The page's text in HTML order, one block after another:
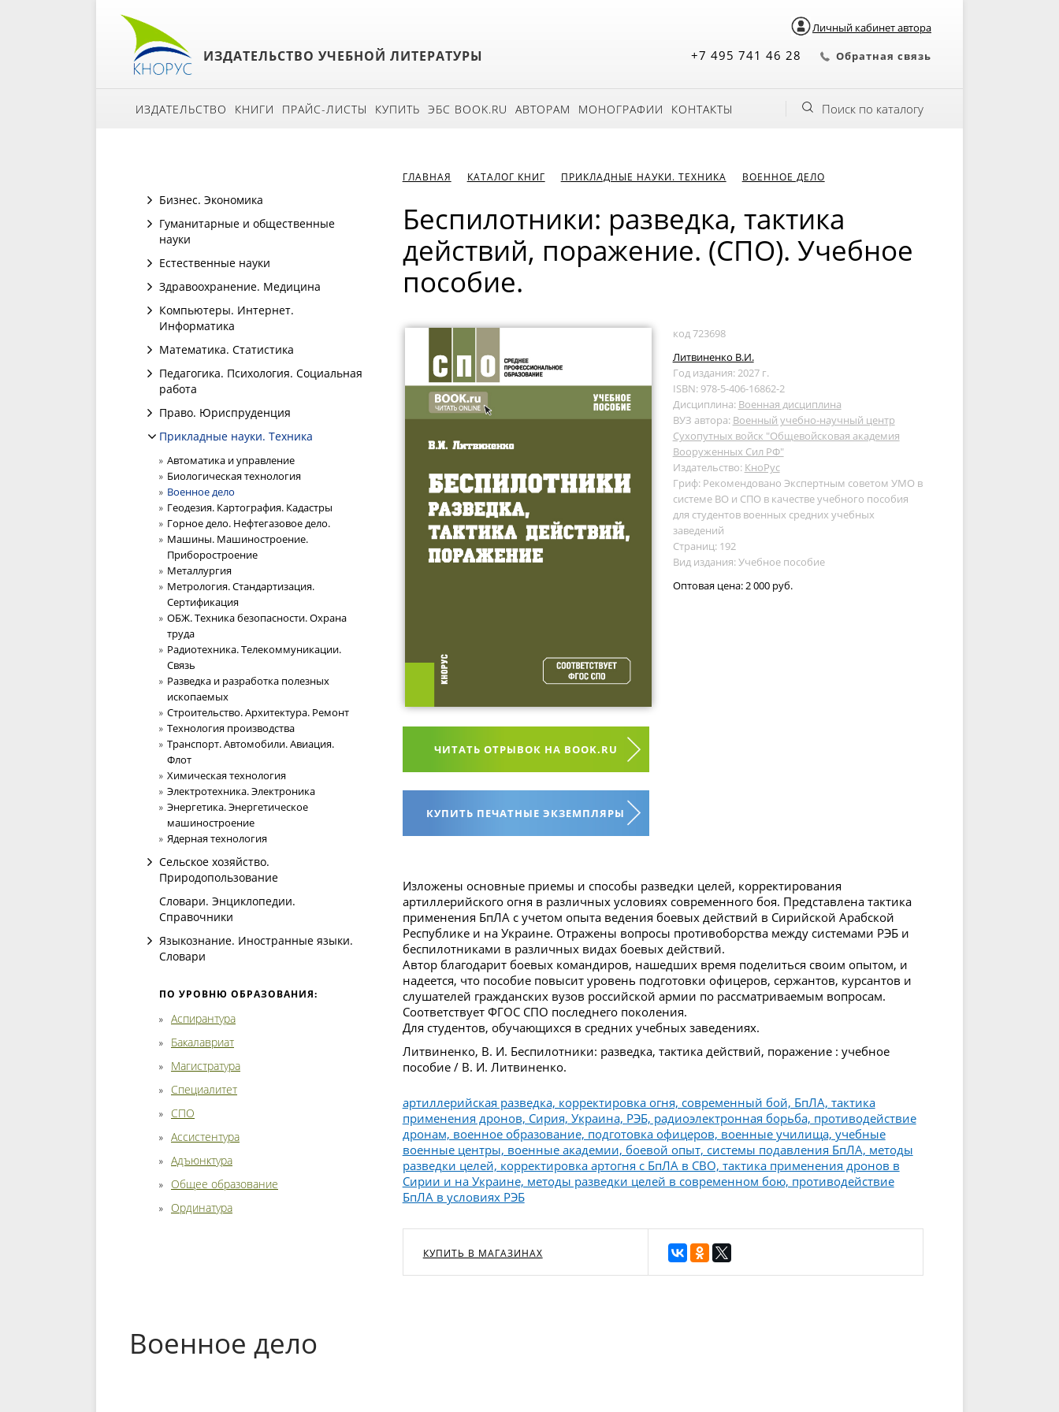
Личный кабинет автора
ИЗДАТЕЛЬСТВО УЧЕБНОЙ ЛИТЕРАТУРЫ +7 495 741 46 28 Обратная связь
ИЗДАТЕЛЬСТВО КНИГИ ПРАЙС-ЛИСТЫ КУПИТЬ ЭБС BOOK.RU АВТОРАМ МОНОГРАФИИ КОНТАКТЫ Поиск по каталогу
Бизнес. Экономика
Гуманитарные и общественные
науки
Естественные науки
Здравоохранение. Медицина
Компьютеры. Интернет.
Информатика
Математика. Статистика
Педагогика. Психология. Социальная
работа
Право. Юриспруденция
Прикладные науки. Техника
Автоматика и управление
Биологическая технология
Военное дело
Геодезия. Картография. Кадастры
Горное дело. Нефтегазовое дело.
Машины. Машиностроение.
Приборостроение
Металлургия
Метрология. Стандартизация.
Сертификация
ОБЖ. Техника безопасности. Охрана
труда
Радиотехника. Телекоммуникации.
Связь
Разведка и разработка полезных
ископаемых
Строительство. Архитектура. Ремонт
Технология производства
Транспорт. Автомобили. Авиация.
Флот
Химическая технология
Электротехника. Электроника
Энергетика. Энергетическое
машиностроение
Ядерная технология
Сельское хозяйство.
Природопользование
Словари. Энциклопедии.
Справочники
Языкознание. Иностранные языки.
Словари
ПО УРОВНЮ ОБРАЗОВАНИЯ:
Аспирантура
Бакалавриат
Магистратура
Специалитет
СПО
Ассистентура
Адъюнктура
Общее образование
Ординатура
ГЛАВНАЯ КАТАЛОГ КНИГ ПРИКЛАДНЫЕ НАУКИ. ТЕХНИКА ВОЕННОЕ ДЕЛО
Беспилотники: разведка, тактика
действий, поражение. (СПО). Учебное
пособие.
ЧИТАТЬ ОТРЫВОК НА BOOK.RU
КУПИТЬ ПЕЧАТНЫЕ ЭКЗЕМПЛЯРЫ
код 723698
Литвиненко В.И.
Год издания: 2027 г.
ISBN: 978-5-406-16862-2
Дисциплина: Военная дисциплина
ВУЗ автора: Военный учебно-научный центр
Сухопутных войск "Общевойсковая академия
Вооруженных Сил РФ"
Издательство: КноРус
Гриф: Рекомендовано Экспертным советом УМО в
системе ВО и СПО в качестве учебного пособия
для студентов военных средних учебных
заведений
Страниц: 192
Вид издания: Учебное пособие
Оптовая цена:2 000 руб.
Изложены основные приемы и способы разведки целей, корректирования
артиллерийского огня в различных условиях современного боя. Представлена тактика
применения БпЛА с учетом опыта ведения боевых действий в Сирийской Арабской
Республике и на Украине. Отражены вопросы противоборства между системами РЭБ и
беспилотниками в различных видах боевых действий.
Автор благодарит боевых командиров, нашедших время поделиться своим опытом, и
надеется, что пособие повысит уровень подготовки офицеров, сержантов, курсантов и
слушателей гражданских вузов российской армии по рассматриваемым вопросам.
Соответствует ФГОС СПО последнего поколения.
Для студентов, обучающихся в средних учебных заведениях.
Литвиненко, В. И. Беспилотники: разведка, тактика действий, поражение : учебное
пособие / В. И. Литвиненко.
артиллерийская разведка, корректировка огня, современный бой, БпЛА, тактика
применения дронов, Сирия, Украина, РЭБ, радиоэлектронная борьба, противодействие
дронам, военное образование, подготовка офицеров, военные училища, учебные
военные центры, военные академии, боевой опыт, системы подавления БпЛА, методы
разведки целей, корректировка артогня с БпЛА в СВО, тактика применения дронов в
Сирии и на Украине, методы разведки целей в современном бою, противодействие
БпЛА в условиях РЭБ
КУПИТЬ В МАГАЗИНАХ
Военное дело